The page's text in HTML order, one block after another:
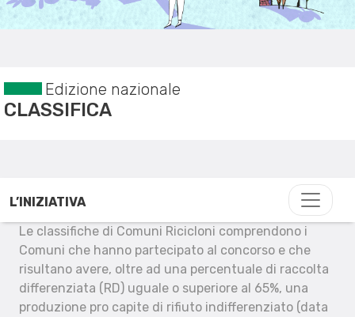
Edizione nazionale
CLASSIFICA
L’INIZIATIVA
Le classifiche di Comuni Ricicloni comprendono i
Comuni che hanno partecipato al concorso e che
risultano avere, oltre ad una percentuale di raccolta
differenziata (RD) uguale o superiore al 65%, una
produzione pro capite di rifiuto indifferenziato (data